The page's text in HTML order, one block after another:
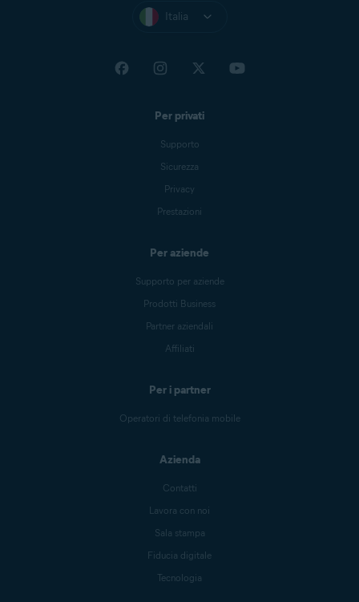
Italia
Per privati
Supporto
Sicurezza
Privacy
Prestazioni
Per aziende
Supporto per aziende
Prodotti Business
Partner aziendali
Affiliati
Per i partner
Operatori di telefonia mobile
Azienda
Contatti
Lavora con noi
Sala stampa
Fiducia digitale
Tecnologia